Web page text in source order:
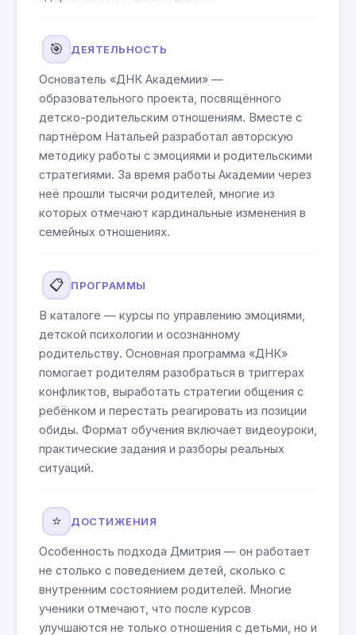
🎯 ДЕЯТЕЛЬНОСТЬ
Основатель «ДНК Академии» —
образовательного проекта, посвящённого
детско-родительским отношениям. Вместе с
партнёром Натальей разработал авторскую
методику работы с эмоциями и родительскими
стратегиями. За время работы Академии через
неё прошли тысячи родителей, многие из
которых отмечают кардинальные изменения в
семейных отношениях.
📋 ПРОГРАММЫ
В каталоге — курсы по управлению эмоциями,
детской психологии и осознанному
родительству. Основная программа «ДНК»
помогает родителям разобраться в триггерах
конфликтов, выработать стратегии общения с
ребёнком и перестать реагировать из позиции
обиды. Формат обучения включает видеоуроки,
практические задания и разборы реальных
ситуаций.
⭐ ДОСТИЖЕНИЯ
Особенность подхода Дмитрия — он работает
не столько с поведением детей, сколько с
внутренним состоянием родителей. Многие
ученики отмечают, что после курсов
улучшаются не только отношения с детьми, но и